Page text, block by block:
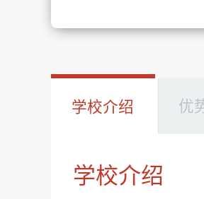
学校介绍 优
学校介绍